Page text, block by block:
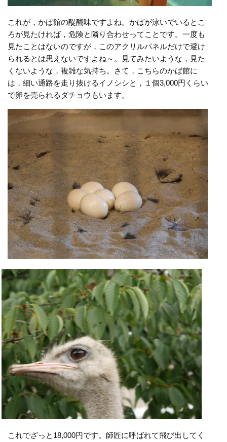
これが，かば館の醍醐味ですよね。かばが泳いでいるとこ
ろが見たければ，危険と隣り合わせってことです。一度も
見たことはないのですが，このアクリルパネルだけで避け
られるとは思えないですよね～。見てみたいような，見た
くないような，複雑な気持ち。さて，こちらのかば館に
は，細い通路を走り抜けるイノシシと，１個3,000円くらい
で卵を売られるダチョウもいます。
これでざっと18,000円です。師匠に呼ばれて飛び出してく